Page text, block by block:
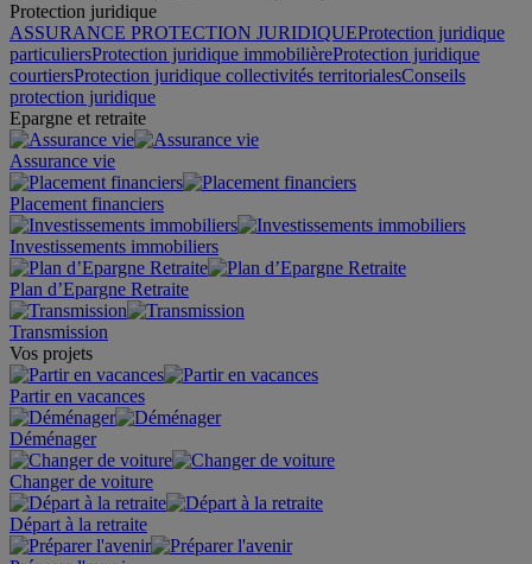
Protection juridique
ASSURANCE PROTECTION JURIDIQUEProtection juridique
particuliersProtection juridique immobilièreProtection juridique
courtiersProtection juridique collectivités territorialesConseils
protection juridique
Epargne et retraite
Assurance vie
Placement financiers
Investissements immobiliers
Plan d’Epargne Retraite
Transmission
Vos projets
Partir en vacances
Déménager
Changer de voiture
Départ à la retraite